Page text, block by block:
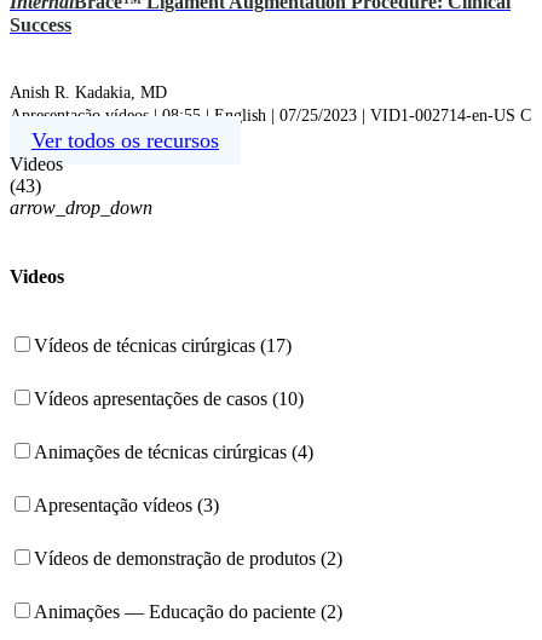
Success
Anish R. Kadakia, MD
Apresentação vídeos | 08:55 | English | 07/25/2023 | VID1-002714-en-US C
Ver todos os recursos
Videos
(43)
arrow_drop_down
Videos
Vídeos de técnicas cirúrgicas (17)
Vídeos apresentações de casos (10)
Animações de técnicas cirúrgicas (4)
Apresentação vídeos (3)
Vídeos de demonstração de produtos (2)
Animações — Educação do paciente (2)